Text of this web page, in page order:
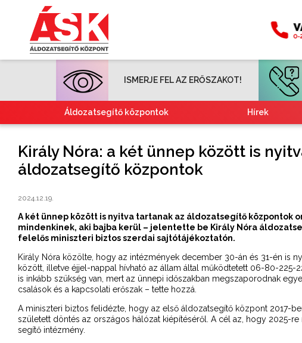
ISMERJE FEL AZ ERŐSZAKOT!
Áldozatsegítő központok Hírek
Király Nóra: a két ünnep között is
áldozatsegítő központok
2024.12.19.
A két ünnep között is nyitva tartanak az áldozatsegítő központok
mindenkinek, aki bajba kerül – jelentette be Király Nóra
felelős miniszteri biztos szerdai sajtótájékoztatón.
Király Nóra közölte, hogy az intézmények december 30-án és 31-én is
között, illetve éjjel-nappal hívható az állam által működtetett 06-80-225-
is inkább szükség van, mert az ünnepi időszakban megszaporodnak
csalások és a kapcsolati erőszak – tette hozzá.
A miniszteri biztos felidézte, hogy az első áldozatsegítő központ 2017-
született döntés az országos hálózat kiépítéséről. A cél az, hogy 2025-
segítő intézmény.